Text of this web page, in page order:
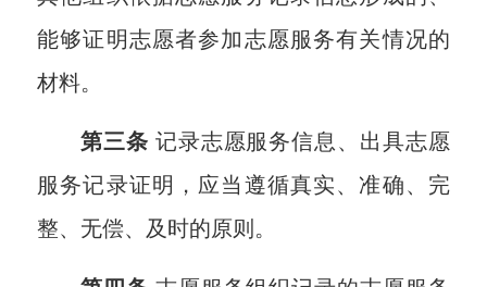
能够证明志愿者参加志愿服务有关情况的
材料。
第三条 记录志愿服务信息、出具志愿
服务记录证明，应当遵循真实、准确、完
整、无偿、及时的原则。